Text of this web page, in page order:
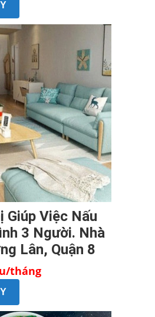
Giúp Việc Nấu
3 Người. Nhà
Lân, Quận 8
tháng